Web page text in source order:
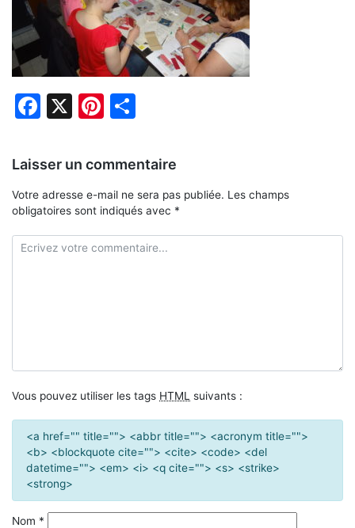
Facebook
X Pinterest
Laisser un commentaire
Votre adresse e-mail ne sera pas publiée. Les champs
obligatoires sont indiqués avec *
Vous pouvez utiliser les tags HTML suivants :
<a href="" title=""> <abbr title=""> <acronym title="">
<b> <blockquote cite=""> <cite> <code> <del
datetime=""> <em> <i> <q cite=""> <s> <strike>
<strong>
Nom *